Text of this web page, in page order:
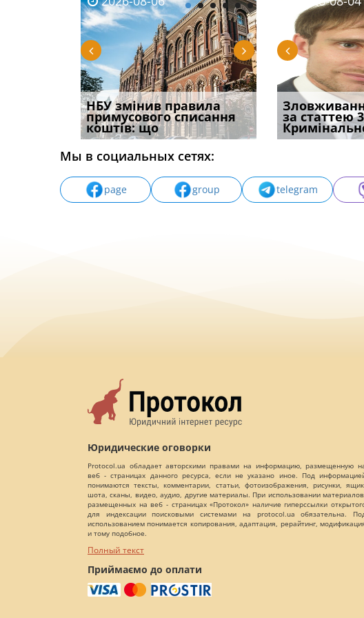
НБУ змінив правила
примусового списання
коштів: що
Правомірним і
ефективним
захисту
Водії можуть отримати
компенсацію за
незаконні дії
за статтею
1
самом де
Мы в социальных сетях:
page group telegram
Юридические оговорки
Protocol.ua обладает авторскими правами на информацию, размещенную
веб - страницах данного ресурса, если не указано иное. Под
понимаются тексты, комментарии, статьи, фотоизображения, рисунки,
шота, сканы, видео, аудио, другие материалы. При использовании
размещенных на веб - страницах «Протокол» наличие гиперссылки
для индексации поисковыми системами на protocol.ua обязательна.
использованием понимается копирования, адаптация, рерайтинг,
и тому подобное.
Полный текст
Приймаємо до оплати